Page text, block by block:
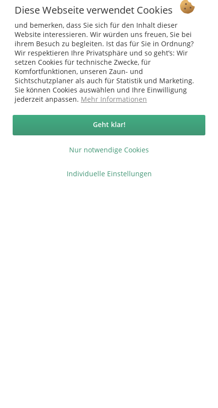
Vertrag widerrufen
Ab 75 € versandkostenfrei *
Service Hotline
Shop Service
Informationen
* bei Paketversand. Alle Preise inkl. gesetzl. Mehrwertsteuer zzgl.
Versandkosten
Copyright © afp marketing gmbh - Alle Rechte vorbehalten
Diese Webseite verwendet Cookies
und bemerken, dass Sie sich für den Inhalt dieser
Website interessieren. Wir würden uns freuen, Sie bei
ihrem Besuch zu begleiten. Ist das für Sie in Ordnung?
Wir respektieren Ihre Privatsphäre und so geht’s: Wir
setzen Cookies für technische Zwecke, für
Komfortfunktionen, unseren Zaun- und
Sichtschutzplaner als auch für Statistik und Marketing.
Sie können Cookies auswählen und Ihre Einwilligung
jederzeit anpassen. Mehr Informationen
Nur notwendige Cookies
Geht klar!
Individuelle Einstellungen